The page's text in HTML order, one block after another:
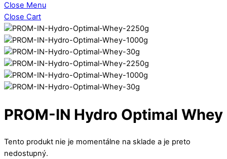
Close Menu
Close Cart
PROM-IN Hydro Optimal Whey
Tento produkt nie je momentálne na sklade a je preto
nedostupný.